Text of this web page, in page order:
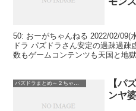
50: おーがちゃんねる 2022/02/09(水) 00:29:05.76 過疎虚無ゲーパズ
ドラ パズドラさん安定の過疎過疎虚無虚無だな モンストとユーザー
数もゲームコンテンツも天国と地獄以上
【パ
ンヤ